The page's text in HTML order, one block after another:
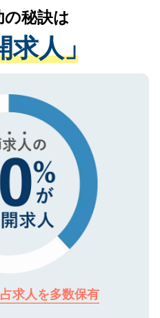
扱いについての厳密な
事業者のみに付与され
ークを取得済みです。
人情報は、SSL（デー
てもご安心ください。
医療機関の状況や紹介
、適切なアドバイスを
。すぐにご転職をされ
なサポートが可能です
ください。
の秘訣は
求人」
求人を多数保有